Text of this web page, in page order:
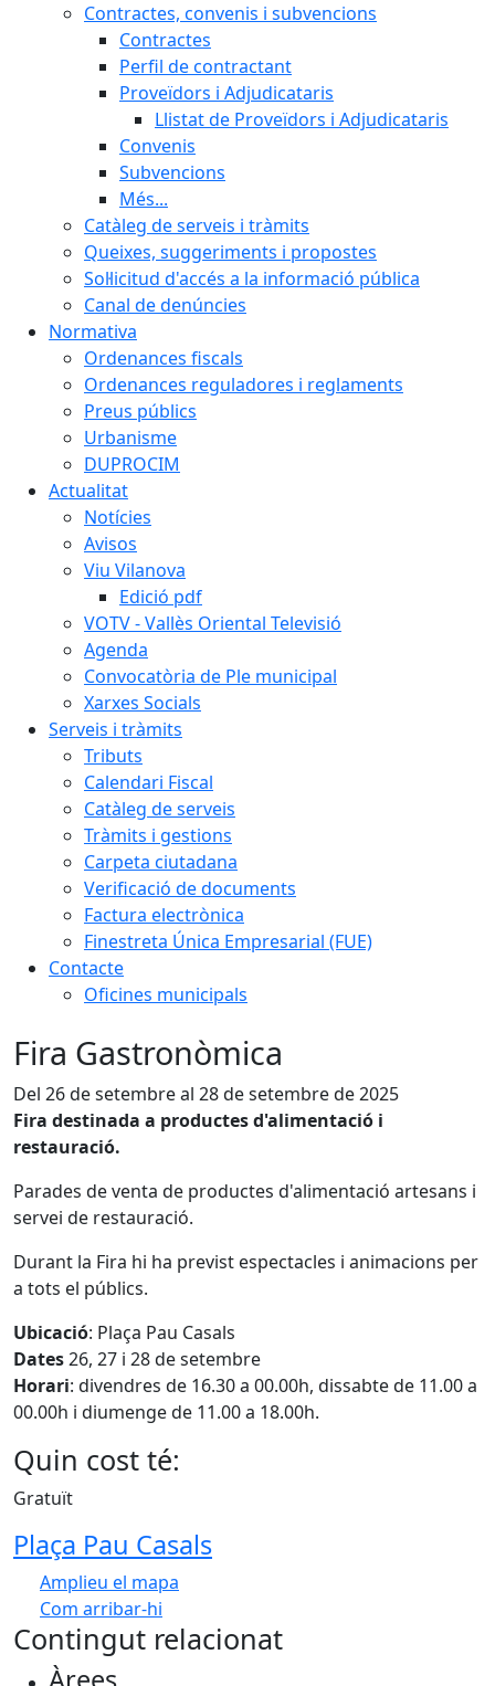
Contractes, convenis i subvencions
Contractes
Perfil de contractant
Proveïdors i Adjudicataris
Llistat de Proveïdors i Adjudicataris
Convenis
Subvencions
Més...
Catàleg de serveis i tràmits
Queixes, suggeriments i propostes
Sol·licitud d'accés a la informació pública
Canal de denúncies
Normativa
Ordenances fiscals
Ordenances reguladores i reglaments
Preus públics
Urbanisme
DUPROCIM
Actualitat
Notícies
Avisos
Viu Vilanova
Edició pdf
VOTV - Vallès Oriental Televisió
Agenda
Convocatòria de Ple municipal
Xarxes Socials
Serveis i tràmits
Tributs
Calendari Fiscal
Catàleg de serveis
Tràmits i gestions
Carpeta ciutadana
Verificació de documents
Factura electrònica
Finestreta Única Empresarial (FUE)
Contacte
Oficines municipals
Fira Gastronòmica
Del 26 de setembre al 28 de setembre de 2025
Fira destinada a productes d'alimentació i
restauració.
Parades de venta de productes d'alimentació artesans i
servei de restauració.
Durant la Fira hi ha previst espectacles i animacions per
a tots el públics.
Ubicació: Plaça Pau Casals
Dates26, 27 i 28 de setembre
Horari: divendres de 16.30 a 00.00h, dissabte de 11.00 a
00.00h i diumenge de 11.00 a 18.00h.
Quin cost té:
Gratuït
Plaça Pau Casals
Amplieu el mapa
Com arribar-hi
+
Contingut relacionat